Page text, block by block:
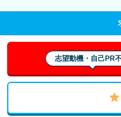
志望動機・自己PR